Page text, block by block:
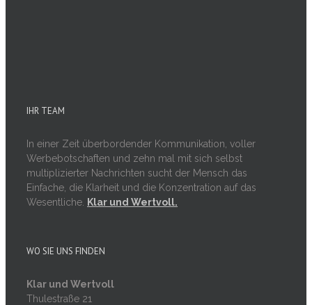
IHR TEAM
In einer Zeit überbordender Kommunikation, voller
Werbebotschaften und zehn mal mit sich selbst
multiplizierter Nachrichten sucht der Mensch das
Einfache, die Klarheit und die Konzentration auf das
Wesentliche. Klar und Wertvoll.
WO SIE UNS FINDEN
Klar und Wertvoll
Thulestraße 21